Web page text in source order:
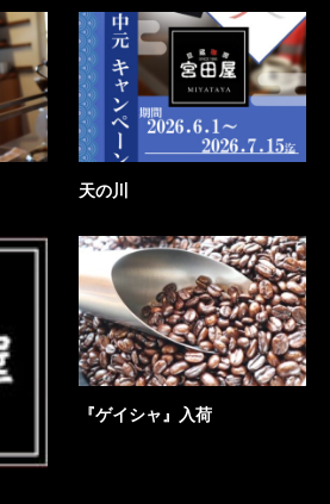
天の川
『ゲイシャ』入荷